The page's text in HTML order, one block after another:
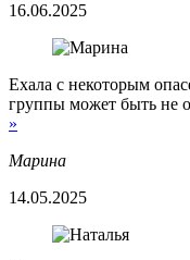
16.06.2025
Ехала с некоторым
группы может быть не
»
Марина
14.05.2025